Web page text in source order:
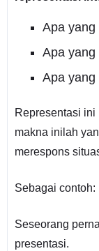
Apa yang
Apa yang
Apa yang
Representasi ini
makna inilah
merespons
Sebagai contoh:
Seseorang
presentasi.